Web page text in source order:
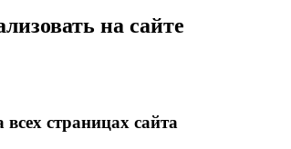
на сайте
страницах сайта